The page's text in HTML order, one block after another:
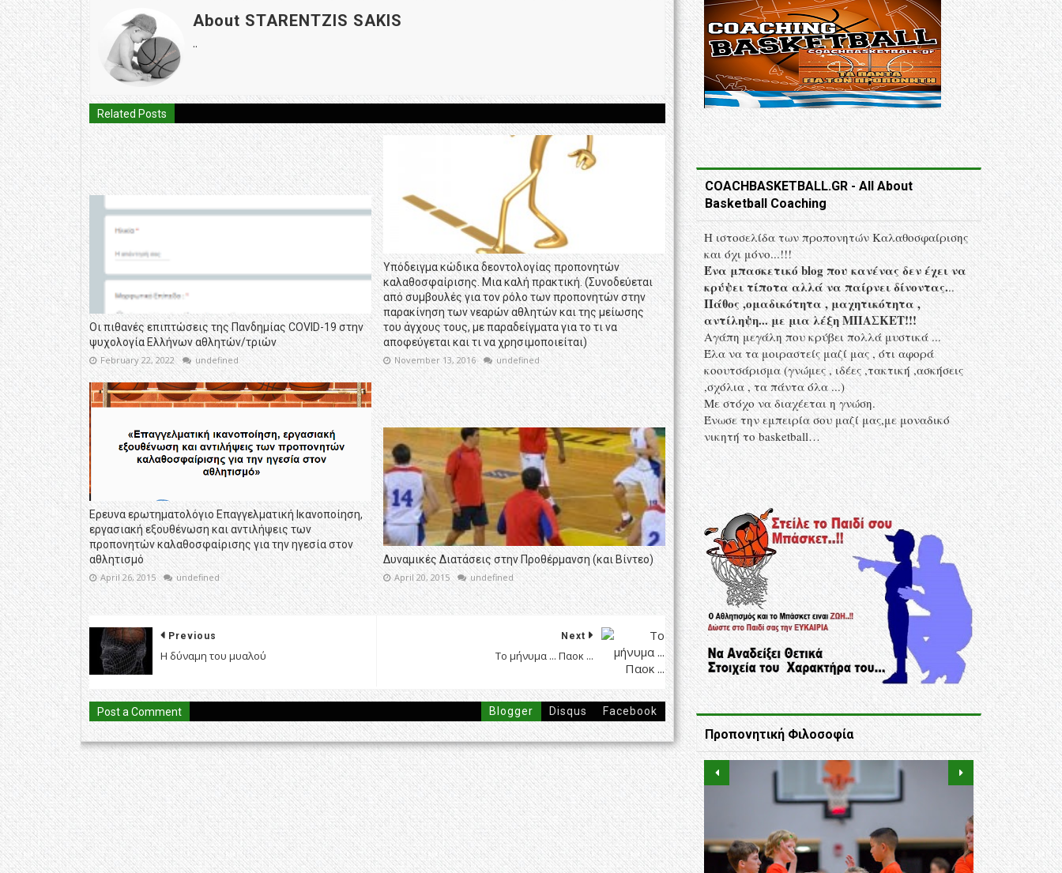
About STARENTZIS SAKIS
..
Related Posts
Οι πιθανές επιπτώσεις της Πανδημίας COVID-19 στην
ψυχολογία Ελλήνων αθλητών/τριών
February 22, 2022 undefined
Υπόδειγμα κώδικα δεοντολογίας προπονητών
καλαθοσφαίρισης. Μια καλή πρακτική. (Συνοδεύεται
από συμβουλές για τον ρόλο των προπονητών στην
παρακίνηση των νεαρών αθλητών και της μείωσης
του άγχους τους, με παραδείγματα για το τι να
αποφεύγεται και τι να χρησιμοποιείται)
November 13, 2016 undefined
Ερευνα ερωτηματολόγιο Επαγγελματική Ικανοποίηση,
εργασιακή εξουθένωση και αντιλήψεις των
προπονητών καλαθοσφαίρισης για την ηγεσία στον
αθλητισμό
April 26, 2015 undefined
Δυναμικές Διατάσεις στην Προθέρμανση (και Βίντεο)
April 20, 2015 undefined
Next
Το μήνυμα ... Παοκ ...
Previous
Η δύναμη του μυαλού
Post a Comment Blogger Disqus Facebook
COACHBASKETBALL.GR - All About
Basketball Coaching
Η ιστοσελίδα των προπονητών Kαλαθοσφαίρισης
και όχι μόνο...!!!
Ένα μπασκετικό blog που κανένας δεν έχει να
κρύψει τίποτα αλλά να παίρνει δίνοντας...
Πάθος ,ομαδικότητα , μαχητικότητα ,
αντίληψη... με μια λέξη MΠΑΣΚΕΤ!!!
Αγάπη μεγάλη που κρύβει πολλά μυστικά ...
Έλα να τα μοιραστείς μαζί μας , ότι αφορά
κοουτσάρισμα (γνώμες , ιδέες ,τακτική ,ασκήσεις
,σχόλια , τα πάντα όλα ...)
Με στόχο να διαχέεται η γνώση.
Ένωσε την εμπειρία σου μαζί μας,με μοναδικό
νικητή το basketball…
Προπονητική Φιλοσοφία